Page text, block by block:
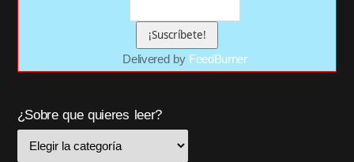
Delivered by FeedBurner
¿Sobre que quieres leer?